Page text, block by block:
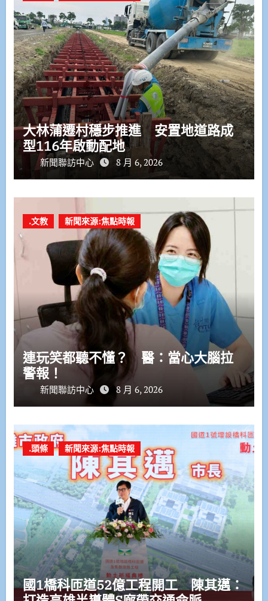
大林蒲遷村穩步推進 安置地道路成
型116年啟動配地
新聞聯訪中心 8 月 6, 2026
.文教 新聞來源:焦點時報
連玩笑都聽不懂？ 醫：當心大腦拉
警報！
新聞聯訪中心 8 月 6, 2026
.頭條 新聞來源:焦點時報
國1橋科匝道52億工程開工 陳其邁：